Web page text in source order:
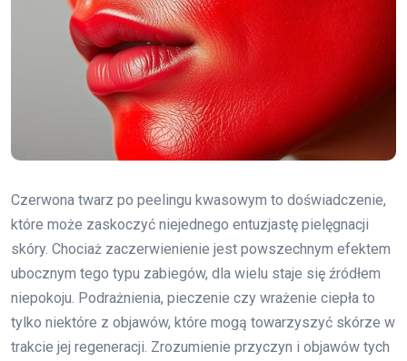
Czerwona twarz po peelingu kwasowym to doświadczenie,
które może zaskoczyć niejednego entuzjastę pielęgnacji
skóry. Chociaż zaczerwienienie jest powszechnym efektem
ubocznym tego typu zabiegów, dla wielu staje się źródłem
niepokoju. Podrażnienia, pieczenie czy wrażenie ciepła to
tylko niektóre z objawów, które mogą towarzyszyć skórze w
trakcie jej regeneracji. Zrozumienie przyczyn i objawów tych